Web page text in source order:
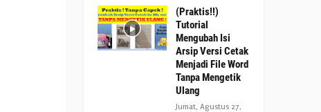
(Praktis!!)
Tutorial
Mengubah Isi
Arsip Versi Cetak
Menjadi File Word
Tanpa Mengetik
Ulang
Jumat, Agustus 27,